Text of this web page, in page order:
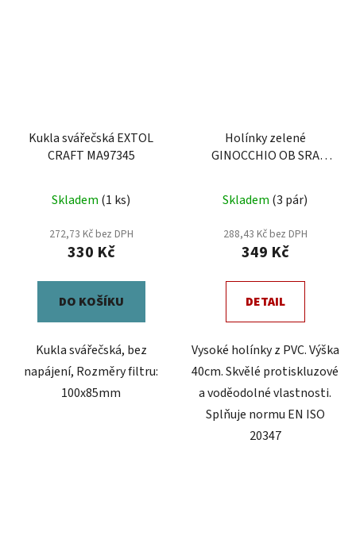
Kukla svářečská EXTOL
CRAFT MA97345
Skladem (1 ks)
272,73 Kč bez DPH
330 Kč
DO KOŠÍKU
Kukla svářečská, bez
napájení, Rozměry filtru:
100x85mm
Holínky zelené
GINOCCHIO OB SRA
Skladem (3 pár)
288,43 Kč bez DPH
349 Kč
DETAIL
Vysoké holínky z PVC. Výška
40cm. Skvělé protiskluzové
a voděodolné vlastnosti.
Splňuje normu EN ISO
20347